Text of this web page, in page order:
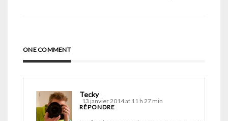
ONE COMMENT
Tecky
13 janvier 2014 at 11 h 27 min
RÉPONDRE